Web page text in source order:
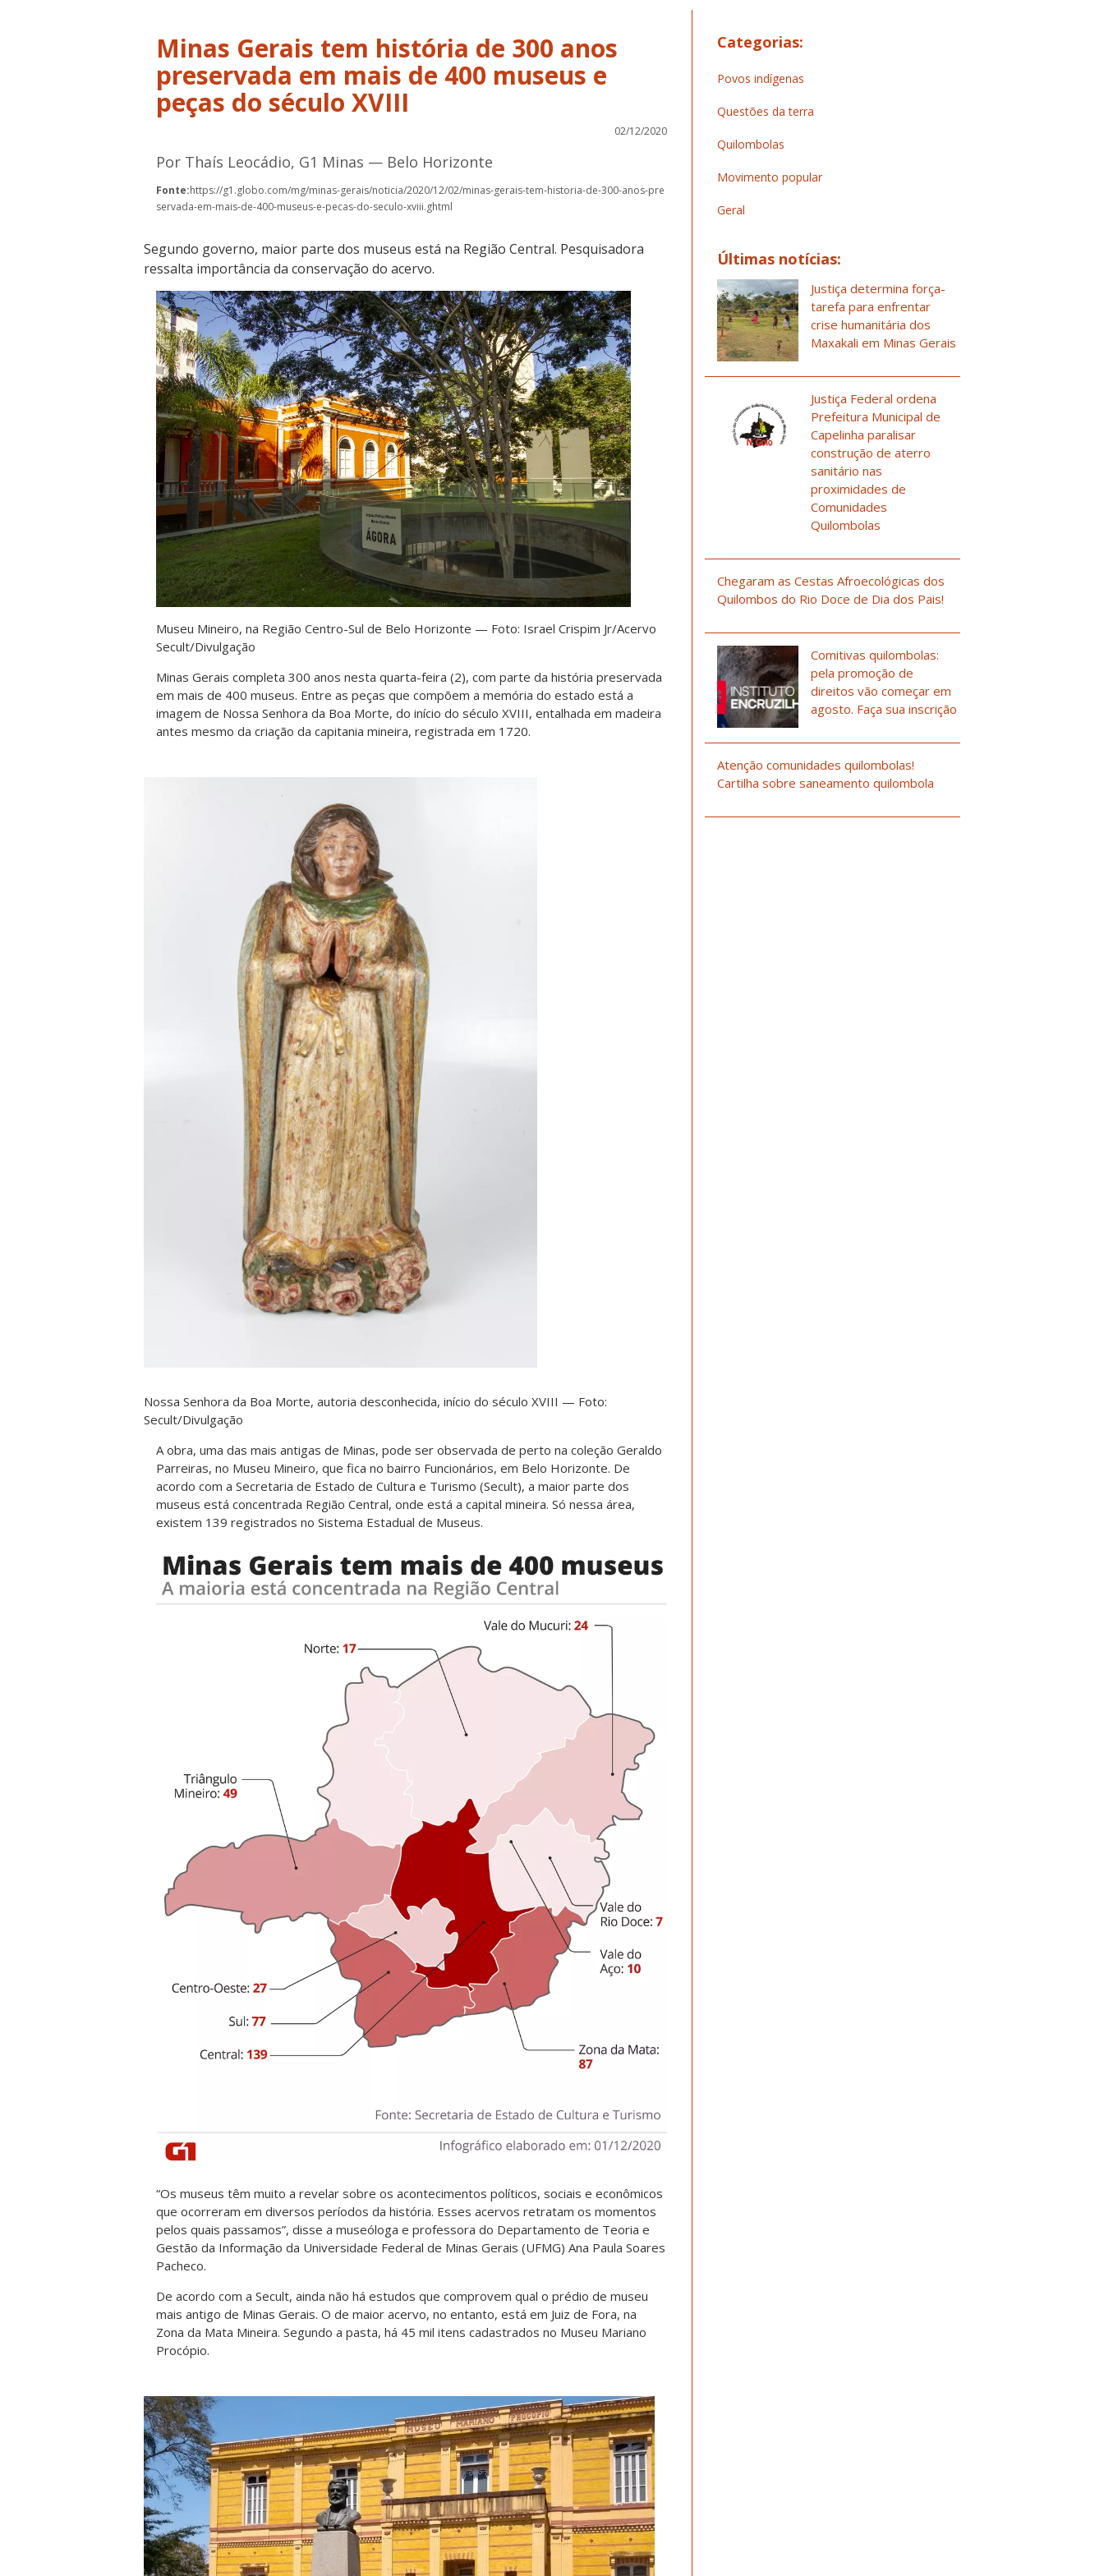
Minas Gerais tem história de 300 anos
preservada em mais de 400 museus e
peças do século XVIII
02/12/2020
Por Thaís Leocádio, G1 Minas — Belo Horizonte
Fonte:https://g1.globo.com/mg/minas-gerais/noticia/2020/12/02/minas-gerais-tem-historia-de-300-anos-pre
servada-em-mais-de-400-museus-e-pecas-do-seculo-xviii.ghtml
Segundo governo, maior parte dos museus está na Região Central. Pesquisadora
ressalta importância da conservação do acervo.
Museu Mineiro, na Região Centro-Sul de Belo Horizonte — Foto: Israel Crispim Jr/Acervo
Secult/Divulgação
Minas Gerais completa 300 anos nesta quarta-feira (2), com parte da história preservada
em mais de 400 museus. Entre as peças que compõem a memória do estado está a
imagem de Nossa Senhora da Boa Morte, do início do século XVIII, entalhada em madeira
antes mesmo da criação da capitania mineira, registrada em 1720.
Nossa Senhora da Boa Morte, autoria desconhecida, início do século XVIII — Foto:
Secult/Divulgação
A obra, uma das mais antigas de Minas, pode ser observada de perto na coleção Geraldo
Parreiras, no Museu Mineiro, que fica no bairro Funcionários, em Belo Horizonte. De
acordo com a Secretaria de Estado de Cultura e Turismo (Secult), a maior parte dos
museus está concentrada Região Central, onde está a capital mineira. Só nessa área,
existem 139 registrados no Sistema Estadual de Museus.
“Os museus têm muito a revelar sobre os acontecimentos políticos, sociais e econômicos
que ocorreram em diversos períodos da história. Esses acervos retratam os momentos
pelos quais passamos”, disse a museóloga e professora do Departamento de Teoria e
Gestão da Informação da Universidade Federal de Minas Gerais (UFMG) Ana Paula Soares
Pacheco.
De acordo com a Secult, ainda não há estudos que comprovem qual o prédio de museu
mais antigo de Minas Gerais. O de maior acervo, no entanto, está em Juiz de Fora, na
Zona da Mata Mineira. Segundo a pasta, há 45 mil itens cadastrados no Museu Mariano
Procópio.
Categorias:
Povos indígenas
Questões da terra
Quilombolas
Movimento popular
Geral
Últimas notícias:
Justiça determina força-
tarefa para enfrentar
crise humanitária dos
Maxakali em Minas Gerais
Justiça Federal ordena
Prefeitura Municipal de
Capelinha paralisar
construção de aterro
sanitário nas
proximidades de
Comunidades
Quilombolas
Chegaram as Cestas Afroecológicas dos
Quilombos do Rio Doce de Dia dos Pais!
Comitivas quilombolas:
pela promoção de
direitos vão começar em
agosto. Faça sua inscrição
Atenção comunidades quilombolas!
Cartilha sobre saneamento quilombola